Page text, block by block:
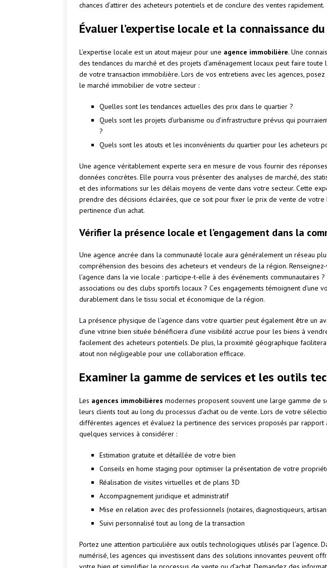
chances d’attirer des acheteurs potentiels et de conclure des ventes rapidement.
Évaluer l’expertise locale et la connaissance
L’expertise locale est un atout majeur pour une agence immobilière. Une
des tendances du marché et des projets d’aménagement locaux peut faire
de votre transaction immobilière. Lors de vos entretiens avec les agences,
le marché immobilier de votre secteur :
Quelles sont les tendances actuelles des prix dans le quartier ?
Quels sont les projets d’urbanisme ou d’infrastructure prévus qui
?
Quels sont les atouts et les inconvénients du quartier pour les acheteurs
Une agence véritablement experte sera en mesure de vous fournir des
données concrètes. Elle pourra vous présenter des analyses de marché, des
et des informations sur les délais moyens de vente dans votre secteur. Cette
prendre des décisions éclairées, que ce soit pour fixer le prix de vente de
pertinence d’un achat.
Vérifier la présence locale et l’engagement dans la
Une agence ancrée dans la communauté locale aura généralement un réseau
compréhension des besoins des acheteurs et vendeurs de la région.
l’agence dans la vie locale : participe-t-elle à des événements communautaires
associations ou des clubs sportifs locaux ? Ces engagements témoignent d’une
durablement dans le tissu social et économique de la région.
La présence physique de l’agence dans votre quartier peut également être un
d’une vitrine bien située bénéficiera d’une visibilité accrue pour les biens à
facilement des acheteurs potentiels. De plus, la proximité géographique
atout non négligeable pour une collaboration efficace.
Examiner la gamme de services et les outils
Les agences immobilières modernes proposent souvent une large gamme de
leurs clients tout au long du processus d’achat ou de vente. Lors de votre
différentes agences et évaluez la pertinence des services proposés par rapport
quelques services à considérer :
Estimation gratuite et détaillée de votre bien
Conseils en home staging pour optimiser la présentation de votre
Réalisation de visites virtuelles et de plans 3D
Accompagnement juridique et administratif
Mise en relation avec des professionnels (notaires, diagnostiqueurs,
Suivi personnalisé tout au long de la transaction
Portez une attention particulière aux outils technologiques utilisés par l’agence.
numérisé, les agences qui investissent dans des solutions innovantes peuvent